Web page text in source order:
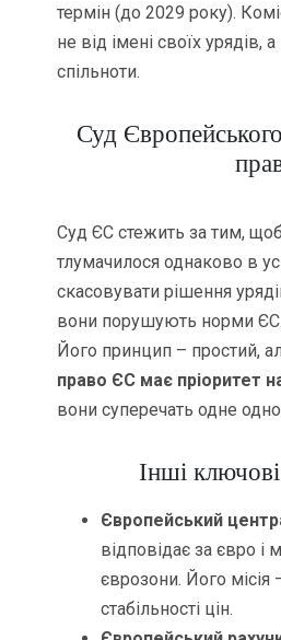
термін (до 2029 року).
не від імені своїх урядів, а
спільноти.
Суд
Суд ЄС стежить за тим,
тлумачилося однаково в
скасовувати рішення
вони порушують норми ЄС.
Його принцип – простий,
право ЄС має пріоритет
вони суперечать одне
Інші ключові
Європейський
відповідає за євро і
єврозони. Його місія
стабільності цін.